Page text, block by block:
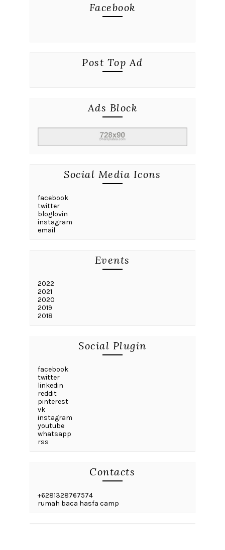
Facebook
Post Top Ad
Ads Block
Social Media Icons
facebook
twitter
bloglovin
instagram
email
Events
2022
2021
2020
2019
2018
Social Plugin
facebook
twitter
linkedin
reddit
pinterest
vk
instagram
youtube
whatsapp
rss
Contacts
+6281328767574
rumah baca hasfa camp